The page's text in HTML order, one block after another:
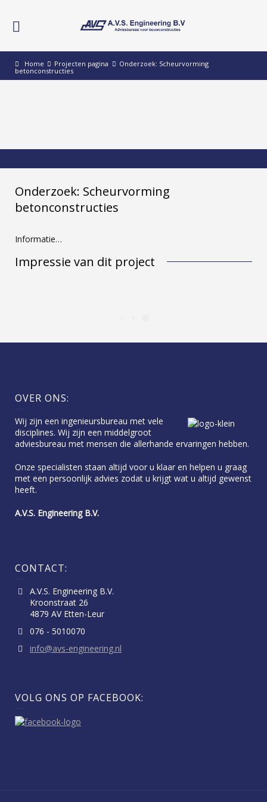
Home Projecten pagina
Onderzoek: Scheurvorming
betonconstructies
Onderzoek: Scheurvorming
betonconstructies
Informatie…
Impressie van dit project
OVER ONS:
Wij zijn een ingenieursbureau met vele
disciplines. Wij zijn een middelgroot
adviesbureau met mensen die allerhande ervaringen hebben.
Onze specialisten staan altijd voor u klaar en helpen u graag
met een persoonlijk advies zodat u krijgt wat u altijd gewenst
heeft.
A.V.S. Engineering B.V.
CONTACT:
A.V.S. Engineering B.V.
Kroonstraat 26
4879 AV Etten-Leur
076 - 5010070
info@avs-engineering.nl
VOLG ONS OP FACEBOOK: